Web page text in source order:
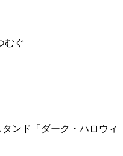
むぐ
ンド「ダーク・ハロウィ